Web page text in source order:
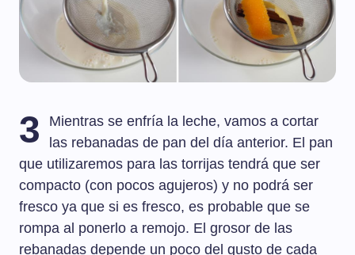
3
Mientras se enfría la leche, vamos a cortar
las rebanadas de pan del día anterior. El pan
que utilizaremos para las torrijas tendrá que ser
compacto (con pocos agujeros) y no podrá ser
fresco ya que si es fresco, es probable que se
rompa al ponerlo a remojo. El grosor de las
rebanadas depende un poco del gusto de cada